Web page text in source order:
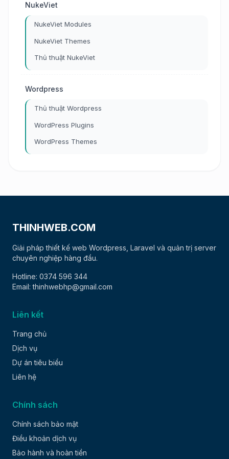
NukeViet
NukeViet Modules
NukeViet Themes
Thủ thuật NukeViet
Wordpress
Thủ thuật Wordpress
WordPress Plugins
WordPress Themes
THINHWEB.COM
Giải pháp thiết kế web Wordpress, Laravel và quản trị server
chuyên nghiệp hàng đầu.
Hotline: 0374 596 344
Email: thinhwebhp@gmail.com
Liên kết
Trang chủ
Dịch vụ
Dự án tiêu biểu
Liên hệ
Chính sách
Chính sách bảo mật
Điều khoản dịch vụ
Bảo hành và hoàn tiền